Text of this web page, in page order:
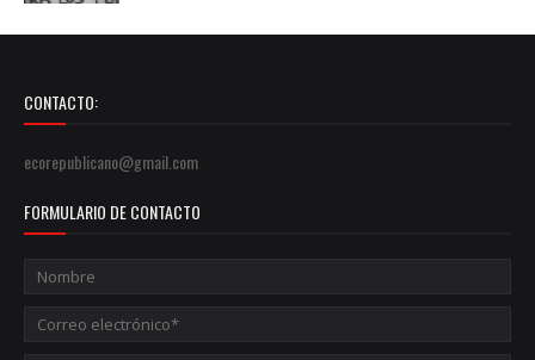
CONTACTO:
ecorepublicano@gmail.com
FORMULARIO DE CONTACTO